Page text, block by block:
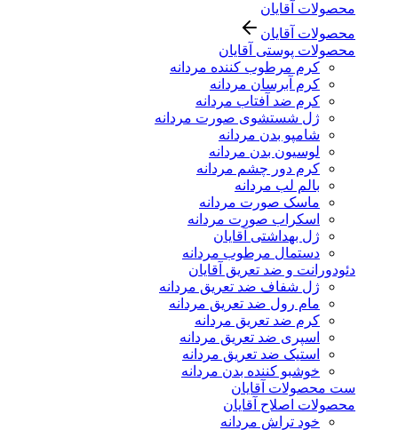
محصولات آقایان
محصولات آقایان
محصولات پوستی آقایان
کرم مرطوب کننده مردانه
کرم آبرسان مردانه
کرم ضد آفتاب مردانه
ژل شستشوی صورت مردانه
شامپو بدن مردانه
لوسیون بدن مردانه
کرم دور چشم مردانه
بالم لب مردانه
ماسک صورت مردانه
اسکراب صورت مردانه
ژل بهداشتی آقایان
دستمال مرطوب مردانه
دئودورانت و ضد تعریق آقایان
ژل شفاف ضد تعریق مردانه
مام رول ضد تعریق مردانه
کرم ضد تعریق مردانه
اسپری ضد تعریق مردانه
استیک ضد تعریق مردانه
خوشبو کننده بدن مردانه
ست محصولات آقایان
محصولات اصلاح آقایان
خود تراش مردانه